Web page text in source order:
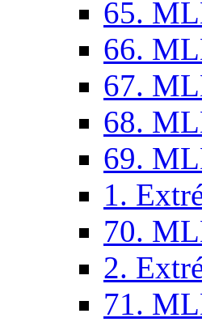
65.
66.
67.
68.
69.
1.
70.
2.
71.